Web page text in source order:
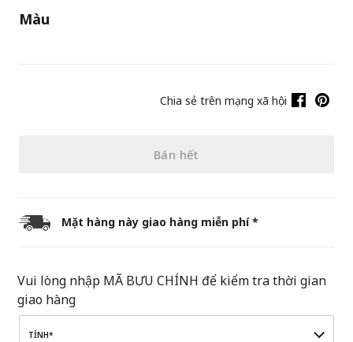
Màu
Chia sẻ trên mạng xã hội
Bán hết
Mặt hàng này giao hàng miễn phí *
Vui lòng nhập MÃ BƯU CHÍNH để kiểm tra thời gian
giao hàng
TỈNH*